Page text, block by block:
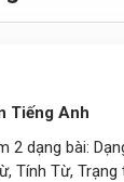
Tiếng Anh
dạng bài:
Tính Từ,